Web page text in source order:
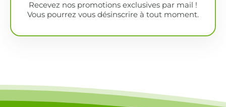
Recevez nos promotions exclusives par mail !
Vous pourrez vous désinscrire à tout moment.